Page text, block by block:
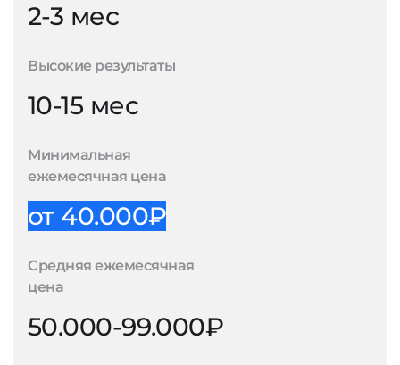
2-3 мес
Высокие результаты
10-15 мес
Минимальная
ежемесячная цена
от 40.000₽
Средняя ежемесячная
цена
50.000-99.000₽